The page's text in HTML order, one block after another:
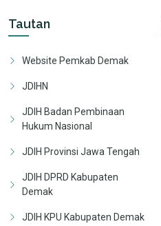
Tautan
Website Pemkab Demak
JDIHN
JDIH Badan Pembinaan
Hukum Nasional
JDIH Provinsi Jawa Tengah
JDIH DPRD Kabupaten
Demak
JDIH KPU Kabupaten Demak